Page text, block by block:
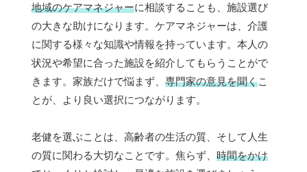
地域のケアマネジャーに相談することも、施設選び
の大きな助けになります。ケアマネジャーは、介護
に関する様々な知識や情報を持っています。本人の
状況や希望に合った施設を紹介してもらうことがで
きます。家族だけで悩まず、 専門家の意見を聞くこ
とが、より良い選択につながります。
老健を選ぶことは、高齢者の生活の質、そして人生
の質に関わる大切なことです。焦らず、 時間をかけ